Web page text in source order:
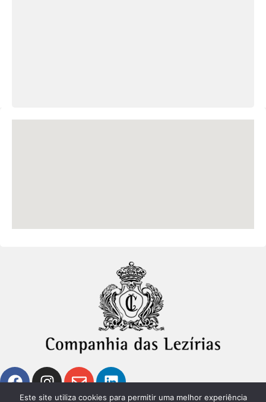
Este site utiliza cookies para permitir uma melhor experiência